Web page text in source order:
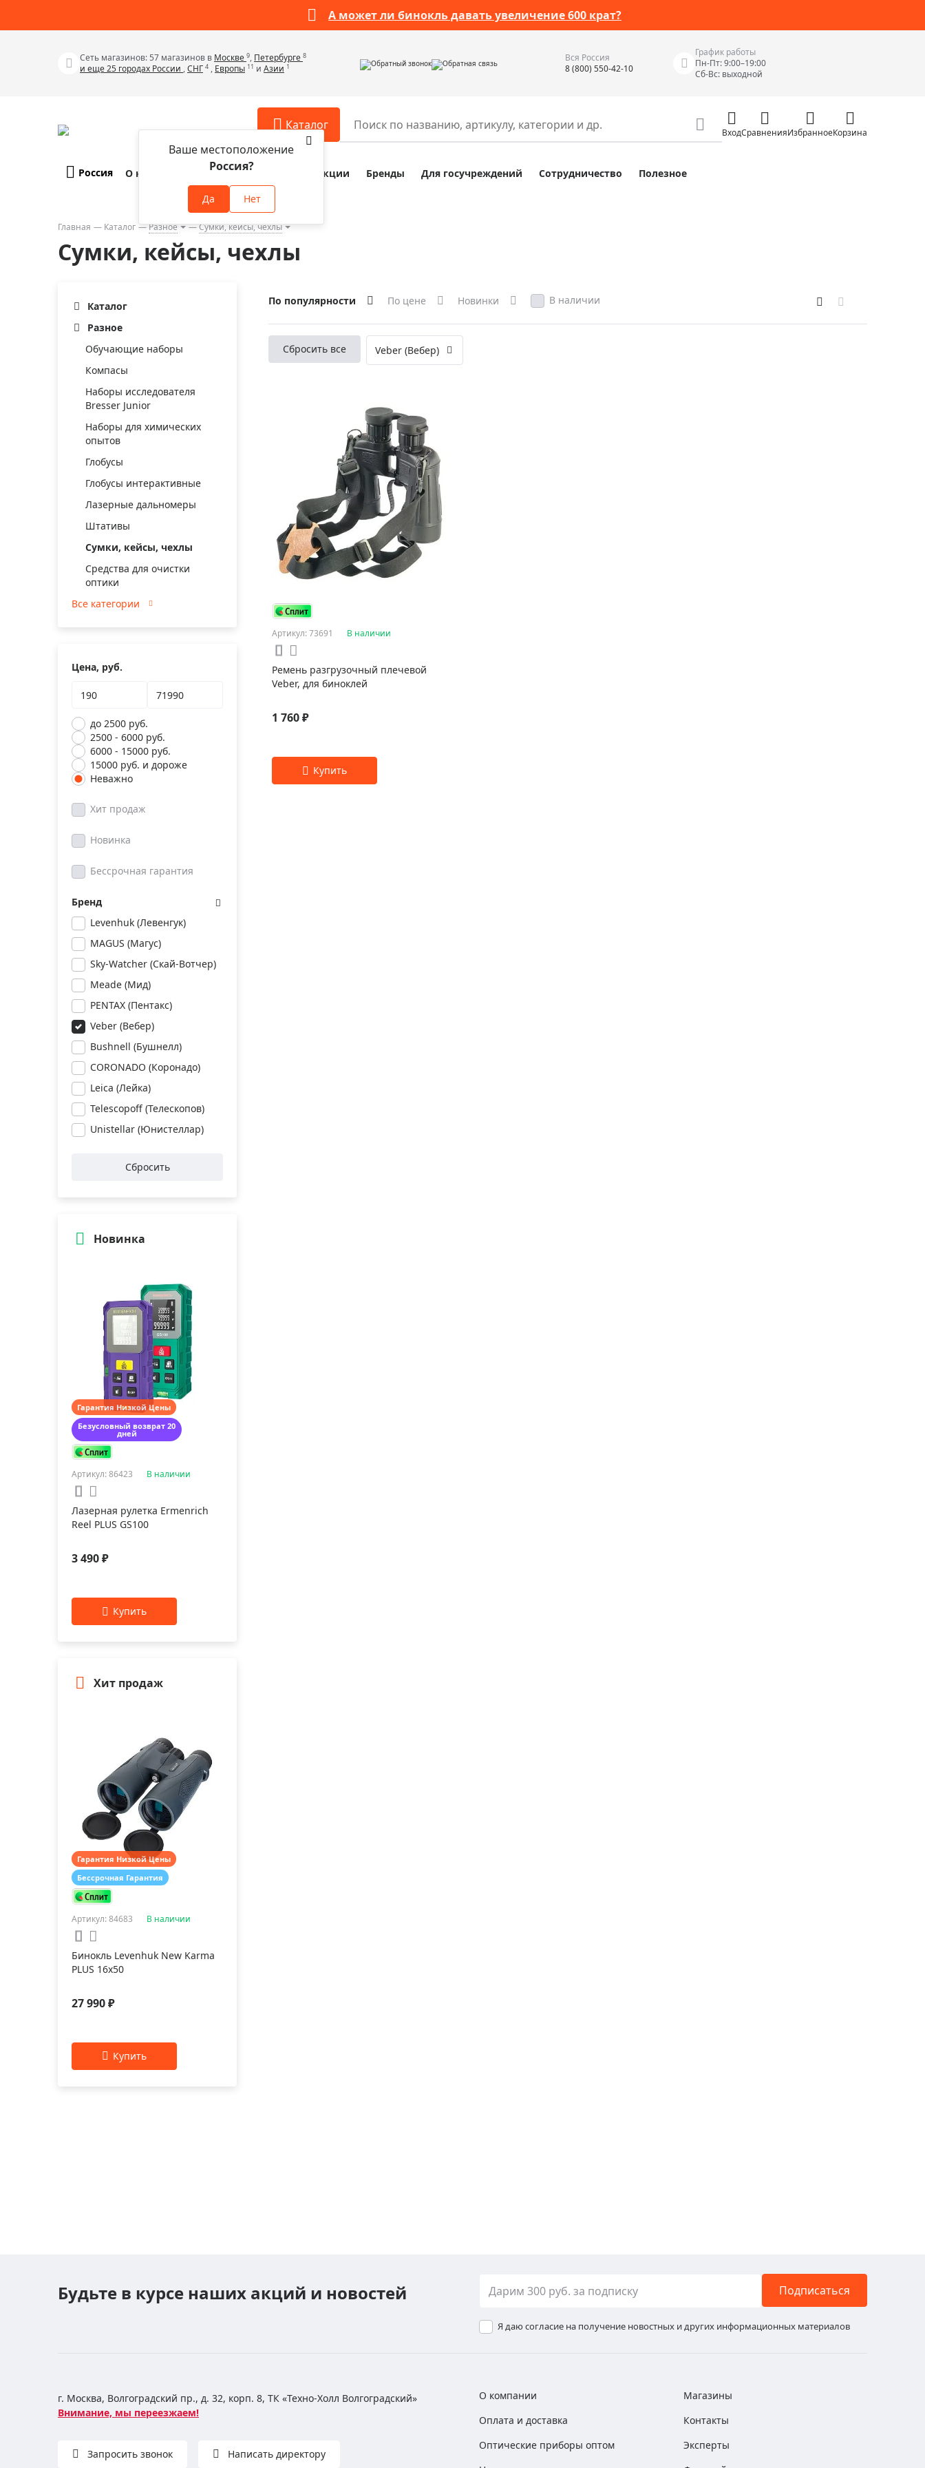
А может ли бинокль давать увеличение 600 крат?
Сеть магазинов: 57 магазинов в Москве 9, Петербурге 8
и еще 25 городах России ,СНГ 4 , Европы 11 и Азии 1 Обратный звонок Обратная связь
Вся Россия
8 (800) 550-42-10
График работы
Пн-Пт: 9:00–19:00
Сб-Вс: выходной
Каталог
Телескопы
Бинокли
Зрительные трубы
Монокуляры
Приборы ночного видения
Тепловизоры
Фотогаджеты
Метеостанции, барометры, часы
Оптика для детей Levenhuk LabZZ
Астропланетарии
Подарки
Хиты продаж
Акции
Аксессуары для микроскопов
Аксессуары для зрительных труб
видения
Распродажа
Распродажа выставочных образцов
Разное
Глобусы интерактивные
Измерительные инструменты
ВходСравненияИзбранноеКорзина
Россия
Ваше местоположение
Россия?
Да Нет
О компании Оплата и доставка Акции Бренды Для госучреждений Сотрудничество Полезное
Главная Каталог Разное Сумки, кейсы, чехлы
Сумки, кейсы, чехлы
Каталог
Разное
Обучающие наборы
Компасы
Наборы исследователя
Bresser Junior
Наборы для химических
опытов
Глобусы
Глобусы интерактивные
Лазерные дальномеры
Штативы
Сумки, кейсы, чехлы
Средства для очистки
оптики
Все категории
Цена, руб.
до 2500 руб.
2500 - 6000 руб.
6000 - 15000 руб.
15000 руб. и дороже
Неважно
Хит продаж
Новинка
Бессрочная гарантия
Бренд
Levenhuk (Левенгук)
MAGUS (Магус)
Sky-Watcher (Скай-Вотчер)
Meade (Мид)
PENTAX (Пентакс)
Veber (Вебер)
Bushnell (Бушнелл)
CORONADO (Коронадо)
Leica (Лейка)
Telescopoff (Телескопов)
Unistellar (Юнистеллар)
Сбросить
Новинка
Гарантия Низкой Цены
Безусловный возврат 20
дней
Артикул: 86423 В наличии
Лазерная рулетка Ermenrich
Reel PLUS GS100
3 490 ₽
Хит продаж
Гарантия Низкой Цены
Бессрочная Гарантия
Артикул: 84683 В наличии
Бинокль Levenhuk New Karma
PLUS 16x50
27 990 ₽
По популярности По цене Новинки В наличии
Сбросить все Veber (Вебер)
Артикул: 73691 В наличии
Ремень разгрузочный плечевой
Veber, для биноклей
1 760 ₽
Будьте в курсе наших акций и новостей Подписаться
Я даю согласие на получение новостных и других информационных материалов
г. Москва, Волгоградский пр., д. 32, корп. 8, ТК «Техно-Холл Волгоградский»
Внимание, мы переезжаем!
Запросить звонок Написать директору
О компании
Оплата и доставка
Оптические приборы оптом
Магазины
Контакты
Эксперты